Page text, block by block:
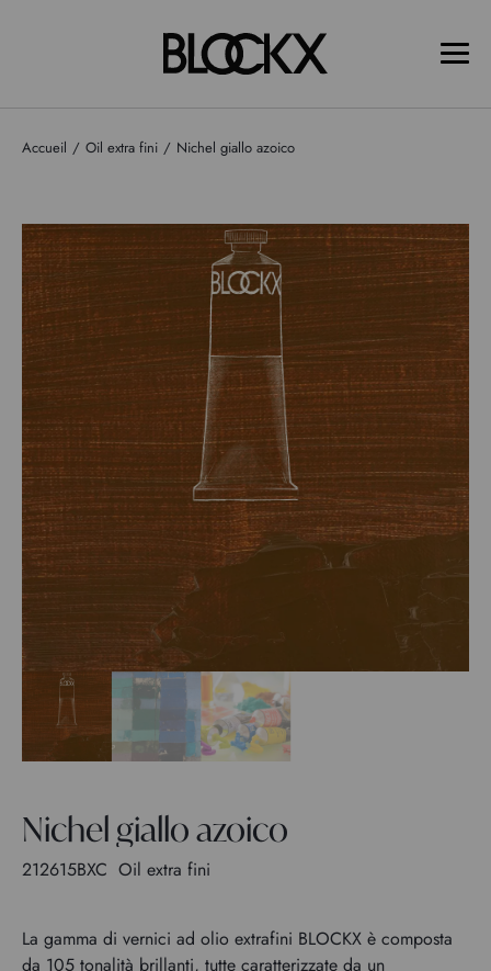
Accueil Oil extra fini Nichel giallo azoico
Nichel giallo azoico
212615BXC Oil extra fini
La gamma di vernici ad olio extrafini BLOCKX è composta
da 105 tonalità brillanti, tutte caratterizzate da un